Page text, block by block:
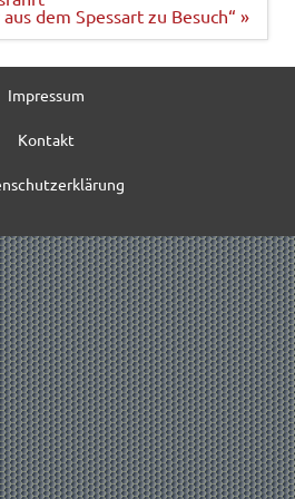
dem Spessart zu Besuch“ »
Impressum
Kontakt